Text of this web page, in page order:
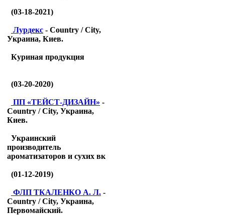
(03-18-2021)
Лурдекс - Country / City,
Украина, Киев.
Куриная продукция
(03-20-2020)
ПП «ТЕЙСТ-ДИЗАЙН» -
Country / City, Украина,
Киев.
Украинский
производитель
ароматизаторов и сухих вк
(01-12-2019)
ФЛП ТКАЛЕНКО А. Л. -
Country / City, Украина,
Первомайский.